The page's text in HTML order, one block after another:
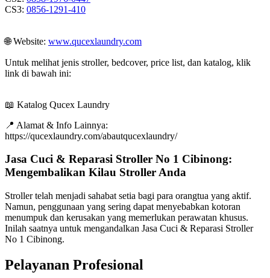
CS3: 0856-1291-410
🌐 Website: www.qucexlaundry.com
Untuk melihat jenis stroller, bedcover, price list, dan katalog, klik
link di bawah ini:
📖 Katalog Qucex Laundry
📍 Alamat & Info Lainnya:
https://qucexlaundry.com/abautqucexlaundry/
Jasa Cuci & Reparasi Stroller No 1 Cibinong:
Mengembalikan Kilau Stroller Anda
Stroller telah menjadi sahabat setia bagi para orangtua yang aktif.
Namun, penggunaan yang sering dapat menyebabkan kotoran
menumpuk dan kerusakan yang memerlukan perawatan khusus.
Inilah saatnya untuk mengandalkan Jasa Cuci & Reparasi Stroller
No 1 Cibinong.
Pelayanan Profesional